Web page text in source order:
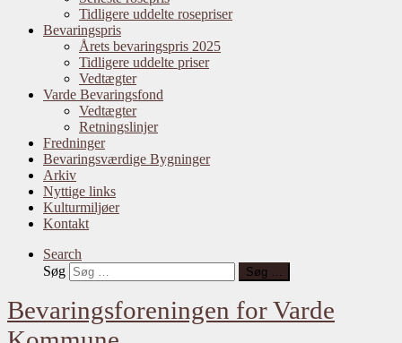
Tidligere uddelte rosepriser
Bevaringspris
Årets bevaringspris 2025
Tidligere uddelte priser
Vedtægter
Varde Bevaringsfond
Vedtægter
Retningslinjer
Fredninger
Bevaringsværdige Bygninger
Arkiv
Nyttige links
Kulturmiljøer
Kontakt
Search
Søg
Søg …
Bevaringsforeningen for Varde